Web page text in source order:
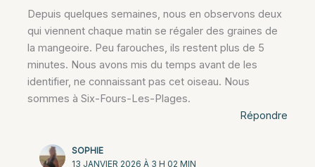
Depuis quelques semaines, nous en observons deux
qui viennent chaque matin se régaler des graines de
la mangeoire. Peu farouches, ils restent plus de 5
minutes. Nous avons mis du temps avant de les
identifier, ne connaissant pas cet oiseau. Nous
sommes à Six-Fours-Les-Plages.
Répondre
SOPHIE
13 JANVIER 2026 À 3 H 02 MIN